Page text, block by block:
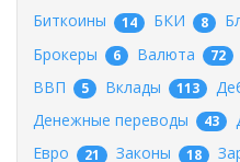
Биткоины 14 БКИ 8
Брокеры 6 Валюта 72
ВВП 5 Вклады 113
Денежные переводы 43
Евро 21 Законы 18